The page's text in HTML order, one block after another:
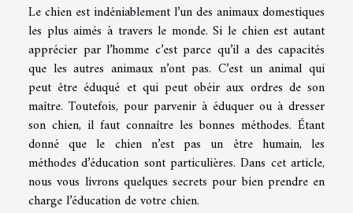
Le chien est indéniablement l’un des animaux domestiques
les plus aimés à travers le monde. Si le chien est autant
apprécier par l’homme c’est parce qu’il a des capacités
que les autres animaux n’ont pas. C’est un animal qui
peut être éduqué et qui peut obéir aux ordres de son
maître. Toutefois, pour parvenir à éduquer ou à dresser
son chien, il faut connaître les bonnes méthodes. Étant
donné que le chien n’est pas un être humain, les
méthodes d’éducation sont particulières. Dans cet article,
nous vous livrons quelques secrets pour bien prendre en
charge l’éducation de votre chien.